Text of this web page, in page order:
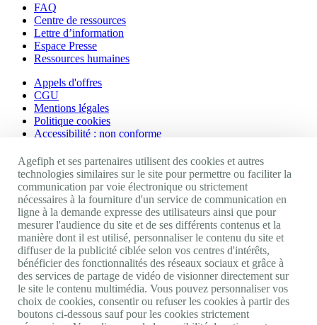
FAQ
Centre de ressources
Lettre d’information
Espace Presse
Ressources humaines
Appels d'offres
CGU
Mentions légales
Politique cookies
Accessibilité : non conforme
Nos autres sites
Site portail Agefiph
Activateur de progrès
Handinnov
Innovation et recherche
Université du RRH
Service AppuiPro
Nous suivre
Youtube
Agefiph et ses partenaires utilisent des cookies et autres
technologies similaires sur le site pour permettre ou faciliter la
communication par voie électronique ou strictement
nécessaires à la fourniture d'un service de communication en
ligne à la demande expresse des utilisateurs ainsi que pour
mesurer l'audience du site et de ses différents contenus et la
manière dont il est utilisé, personnaliser le contenu du site et
diffuser de la publicité ciblée selon vos centres d'intérêts,
bénéficier des fonctionnalités des réseaux sociaux et grâce à
des services de partage de vidéo de visionner directement sur
le site le contenu multimédia. Vous pouvez personnaliser vos
choix de cookies, consentir ou refuser les cookies à partir des
boutons ci-dessous sauf pour les cookies strictement